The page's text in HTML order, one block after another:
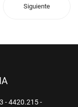
Siguiente
- 4420.215 -